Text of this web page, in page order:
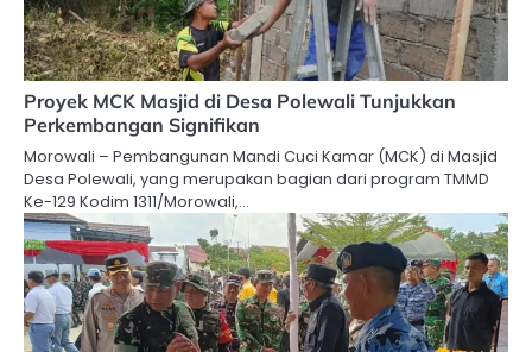
Proyek MCK Masjid di Desa Polewali Tunjukkan
Perkembangan Signifikan
Morowali – Pembangunan Mandi Cuci Kamar (MCK) di Masjid
Desa Polewali, yang merupakan bagian dari program TMMD
Ke-129 Kodim 1311/Morowali,…